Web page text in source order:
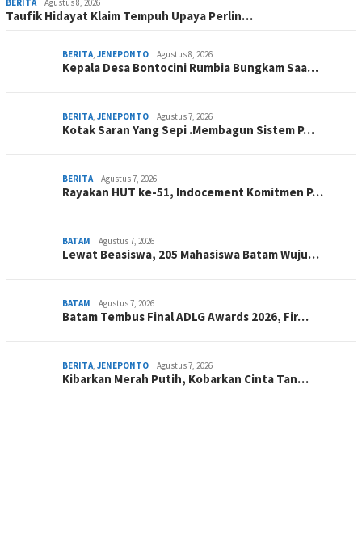
BERITA Agustus 8, 2026
Taufik Hidayat Klaim Tempuh Upaya Perlin…
BERITA, JENEPONTO Agustus 8, 2026
Kepala Desa Bontocini Rumbia Bungkam Saa…
BERITA, JENEPONTO Agustus 7, 2026
Kotak Saran Yang Sepi .Membagun Sistem P…
BERITA Agustus 7, 2026
Rayakan HUT ke-51, Indocement Komitmen P…
BATAM Agustus 7, 2026
Lewat Beasiswa, 205 Mahasiswa Batam Wuju…
BATAM Agustus 7, 2026
Batam Tembus Final ADLG Awards 2026, Fir…
BERITA, JENEPONTO Agustus 7, 2026
Kibarkan Merah Putih, Kobarkan Cinta Tan…